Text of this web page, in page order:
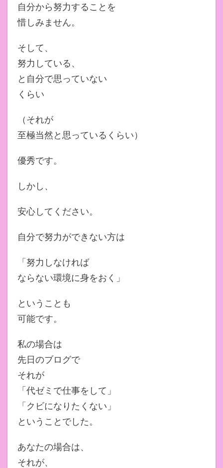
自分から努力することを
惜しみません。
そして、
努力している、
と自分で思っていない
くらい
（それが
至極当然と思っているくらい）
優秀です。
しかし、
安心してください。
自分で努力ができない方は
「努力しなければ
ならない環境に身をおく」
ということも
可能です。
私の場合は
先日のブログで
それが
「代ゼミで仕事をして」
「クビになりたくない」
ということでした。
あなたの場合は、
それが、